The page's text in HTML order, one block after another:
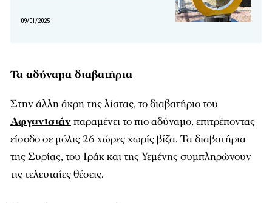
09/01/2025
Τα αδύναμα διαβατήρια
Στην άλλη άκρη της λίστας, το διαβατήριο του
Αφγανιστάνπαραμένει το πιο αδύναμο, επιτρέποντας
είσοδο σε μόλις 26 χώρες χωρίς βίζα. Τα διαβατήρια
της Συρίας, του Ιράκ και της Υεμένης συμπληρώνουν
τις τελευταίες θέσεις.